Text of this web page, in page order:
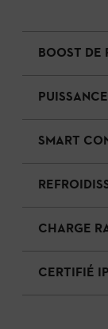
BOOST DE
SMART
CHARGE
CERTIFIÉ